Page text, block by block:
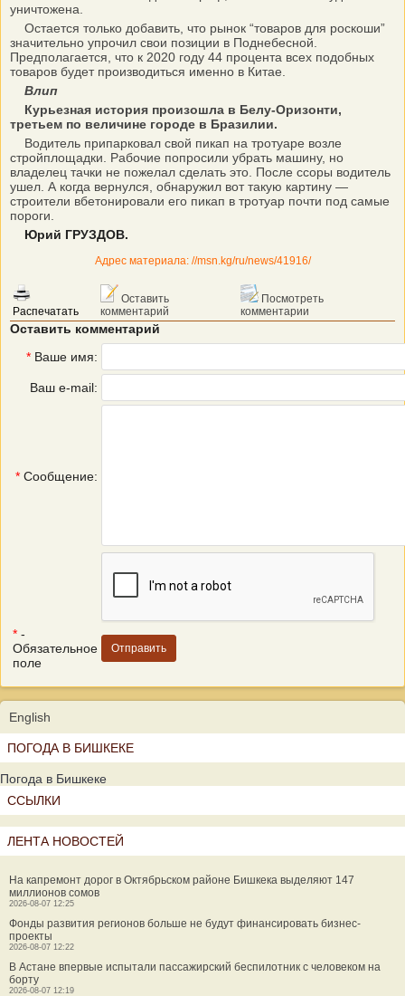
уничтожена.
Остается только добавить, что рынок “товаров для роскоши”
значительно упрочил свои позиции в Поднебесной.
Предполагается, что к 2020 году 44 процента всех подобных
товаров будет производиться именно в Китае.
Влип
Курьезная история произошла в Белу-Оризонти,
третьем по величине городе в Бразилии.
Водитель припарковал свой пикап на тротуаре возле
стройплощадки. Рабочие попросили убрать машину, но
владелец тачки не пожелал сделать это. После ссоры водитель
ушел. А когда вернулся, обнаружил вот такую картину —
строители вбетонировали его пикап в тротуар почти под самые
пороги.
Юрий ГРУЗДОВ.
Адрес материала: //msn.kg/ru/news/41916/
Распечатать
Оставить
комментарий
Посмотреть
комментарии
Оставить комментарий
* Ваше имя:
Ваш e-mail:
* Сообщение:
* -
Обязательное
поле
English
ПОГОДА В БИШКЕКЕ
Погода в Бишкеке
ССЫЛКИ
ЛЕНТА НОВОСТЕЙ
На капремонт дорог в Октябрьском районе Бишкека выделяют 147
миллионов сомов
2026-08-07 12:25
Фонды развития регионов больше не будут финансировать бизнес-
проекты
2026-08-07 12:22
В Астане впервые испытали пассажирский беспилотник с человеком на
борту
2026-08-07 12:19